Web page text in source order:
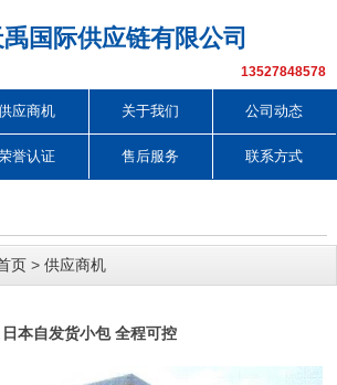
国际供应链有限公司
13527848578
应商机 关于我们 公司动态
誉认证 售后服务 联系方式
页 > 供应商机
日本自发货小包 全程可控